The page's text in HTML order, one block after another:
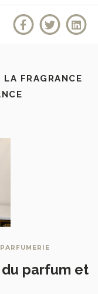
FRAGRANCE
parfum et